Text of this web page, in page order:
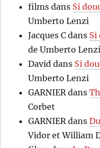
films dans Si
Umberto Lenzi
Jacques C dans Si
de Umberto Lenzi
David dans Si
Umberto Lenzi
GARNIERdans
Corbet
GARNIERdans
Vidor et William